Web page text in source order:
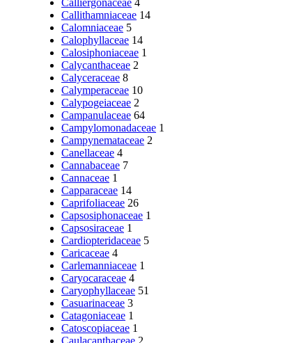
Callithamniaceae 14
Calomniaceae 5
Calophyllaceae 14
Calosiphoniaceae 1
Calycanthaceae 2
Calyceraceae 8
Calymperaceae 10
Calypogeiaceae 2
Campanulaceae 64
Campylomonadaceae 1
Campynemataceae 2
Canellaceae 4
Cannabaceae 7
Cannaceae 1
Capparaceae 14
Caprifoliaceae 26
Capsosiphonaceae 1
Capsosiraceae 1
Cardiopteridaceae 5
Caricaceae 4
Carlemanniaceae 1
Caryocaraceae 4
Caryophyllaceae 51
Casuarinaceae 3
Catagoniaceae 1
Catoscopiaceae 1
Caulacanthaceae 2